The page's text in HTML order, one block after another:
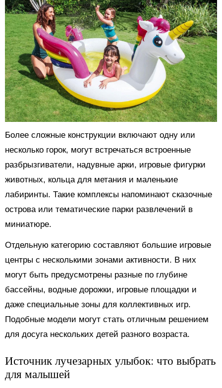
Более сложные конструкции включают одну или
несколько горок, могут встречаться встроенные
разбрызгиватели, надувные арки, игровые фигурки
животных, кольца для метания и маленькие
лабиринты. Такие комплексы напоминают сказочные
острова или тематические парки развлечений в
миниатюре.
Отдельную категорию составляют большие игровые
центры с несколькими зонами активности. В них
могут быть предусмотрены разные по глубине
бассейны, водные дорожки, игровые площадки и
даже специальные зоны для коллективных игр.
Подобные модели могут стать отличным решением
для досуга нескольких детей разного возраста.
Источник лучезарных улыбок: что выбрать
для малышей